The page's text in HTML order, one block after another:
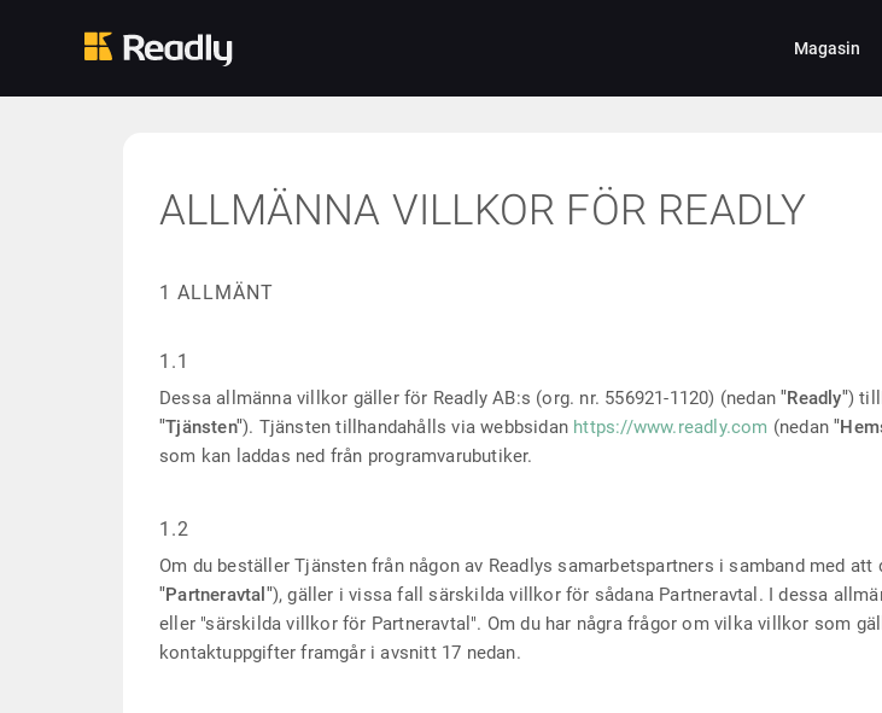
Magasin
ALLMÄNNA VILLKOR FÖR READLY
1 ALLMÄNT
1.1
Dessa allmänna villkor gäller för Readly AB:s (org. nr. 556921-1120) (nedan"Readly")
"Tjänsten"). Tjänsten tillhandahålls via webbsidan https://www.readly.com (nedan
som kan laddas ned från programvarubutiker.
1.2
Om du beställer Tjänsten från någon av Readlys samarbetspartners i samband med
"Partneravtal"), gäller i vissa fall särskilda villkor för sådana Partneravtal. I dessa
eller "särskilda villkor för Partneravtal". Om du har några frågor om vilka villkor som
kontaktuppgifter framgår i avsnitt 17 nedan.